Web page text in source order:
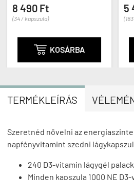
8 490 Ft
(34 / kapszula)
 KOSÁRBA
5
TERMÉKLEÍRÁS
Szeretnéd növelni az
napfényvitamint szedni
240 D3-vitamin lágygél
Minden kapszula 1000 NE